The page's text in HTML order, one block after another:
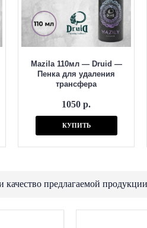
Mazila 110мл — Druid —
Пенка для удаления
трансфера
1050 р.
КУПИТЬ
качество предлагаемой